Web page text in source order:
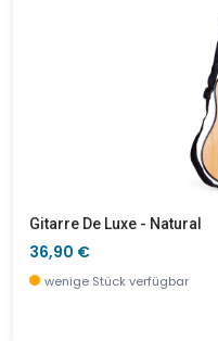
Gitarre De Luxe - Natural
36,90 €
wenige Stück verfügbar